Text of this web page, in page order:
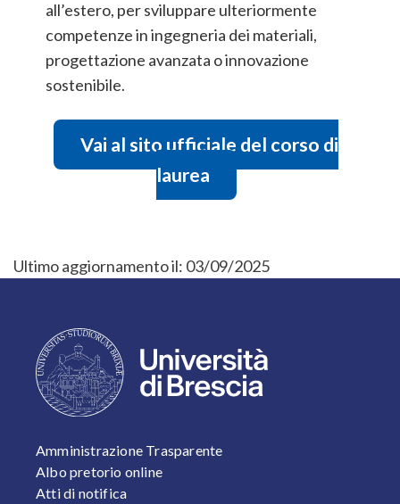
all’estero, per sviluppare ulteriormente
competenze in ingegneria dei materiali,
progettazione avanzata o innovazione
sostenibile.
Vai al sito ufficiale del corso di
laurea
Ultimo aggiornamento il: 03/09/2025
FOOTER 1
Amministrazione Trasparente
Albo pretorio online
Atti di notifica